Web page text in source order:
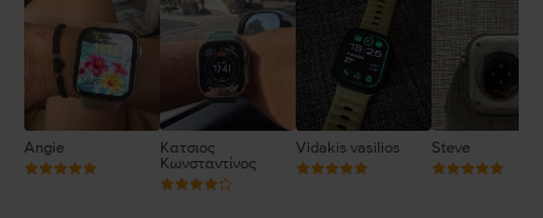
2
1
Angie
Κατσιος
Κωνσταντίνος
Vidakis vasilios Steve